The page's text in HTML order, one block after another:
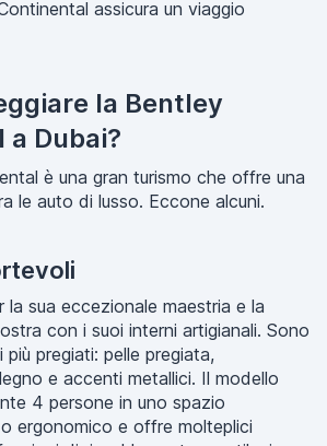
assicura un viaggio
la Bentley
Dubai?
è una gran turismo che offre una
le auto di lusso. Eccone alcuni.
sua eccezionale maestria e la
con i suoi interni artigianali. Sono
pregiati: pelle pregiata,
e accenti metallici. Il modello
4 persone in uno spazio
ergonomico e offre molteplici